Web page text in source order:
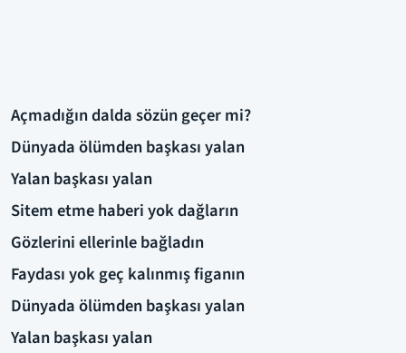
Açmadığın dalda sözün geçer mi?
Dünyada ölümden başkası yalan
Yalan başkası yalan
Sitem etme haberi yok dağların
Gözlerini ellerinle bağladın
Faydası yok geç kalınmış figanın
Dünyada ölümden başkası yalan
Yalan başkası yalan